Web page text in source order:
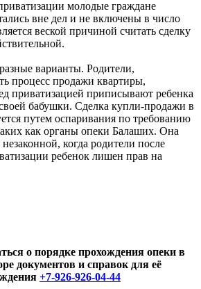
молодые граждане
вне дел и не включены в число
веской причиной считать сделку
варианты. Родители,
процесс продажи квартиры,
приватизацией приписывают ребенка
бабушки. Сделка купли-продажи в
путем оспаривания по требованию
как органы опеки Балаших. Она
когда родители после
ребенок лишен прав на
о порядке прохождения опеки в
документов и справок для её
+7-926-926-04-44